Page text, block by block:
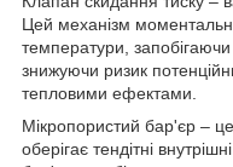
Цей механізм
температури,
знижуючи ризик
тепловими ефектами.
Мікропористий бар'єр –
оберігає тендітні